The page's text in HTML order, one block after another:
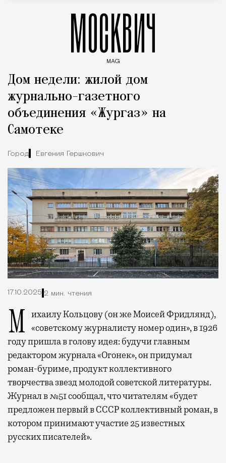
МОСКВИЧ
MAG
Дом недели: жилой дом
журнально-газетного
объединения «Жургаз» на
Самотеке
Город Евгения Гершкович
17.10.2025 2 мин. чтения
Михаилу Кольцову (он же Моисей Фридлянд), «советскому журналисту номер один», в 1926
году пришла в голову идея: будучи главным
редактором журнала «Огонек», он придумал
роман-буриме, продукт коллективного
творчества звезд молодой советской литературы.
Журнал в №51 сообщал, что читателям «будет
предложен первый в СССР коллективный роман, в
котором принимают участие 25 известных
русских писателей».